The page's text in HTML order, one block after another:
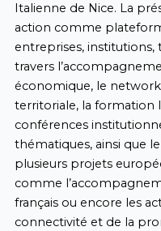
Italienne de Nice. La
action comme
entreprises, institutions,
travers
économique, le
territoriale, la formation
conférences
thématiques, ainsi que
plusieurs projets
comme
français ou encore les
connectivité et de la